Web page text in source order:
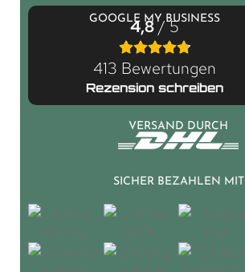
GOOGLE MY BUSINESS
4,8/ 5
413 Bewertungen
Rezension schreiben
VERSAND DURCH
SICHER BEZAHLEN MIT